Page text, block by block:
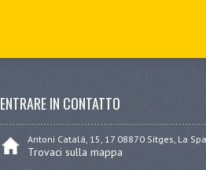
ENTRARE IN CONTATTO
Antoni Catalá, 15, 17 08870 Sitges, La
Trovaci sulla mappa